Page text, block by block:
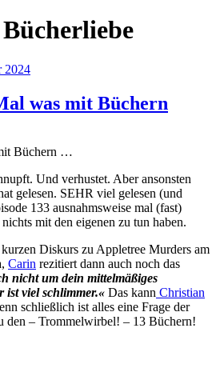
Bücherliebe
2024
was mit Büchern
Büchern …
Und verhustet. Aber ansonsten
gelesen. SEHR viel gelesen (und
133 ausnahmsweise mal (fast)
mit den eigenen zu tun haben.
Diskurs zu Appletree Murders am
Carin rezitiert dann auch noch das
nicht um dein mittelmäßiges
ist viel schlimmer.« Das kann Christian
schließlich ist alles eine Frage der
– Trommelwirbel! – 13 Büchern!